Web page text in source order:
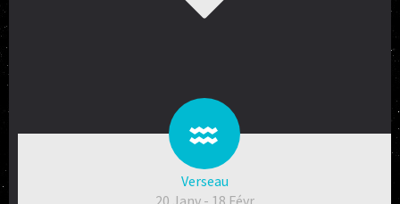
Verseau
20 Janv - 18 Févr